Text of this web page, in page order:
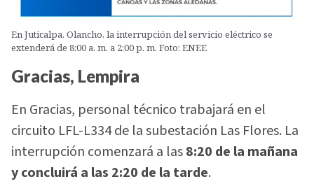
En Juticalpa, Olancho, la interrupción del servicio eléctrico se
extenderá de 8:00 a. m. a 2:00 p. m. Foto: ENEE
Gracias, Lempira
En Gracias, personal técnico trabajará en el
circuito LFL-L334 de la subestación Las Flores. La
interrupción comenzará a las8:20 de la mañana
y concluirá a las 2:20 de la tarde.